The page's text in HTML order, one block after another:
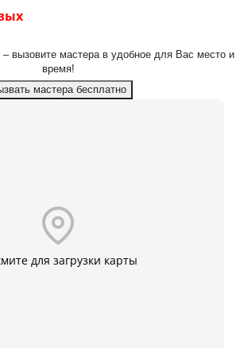
вызовите мастера в удобное для Вас место и
время!
мастера бесплатно
для загрузки карты